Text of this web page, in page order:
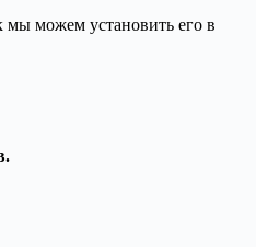
мы можем установить его в